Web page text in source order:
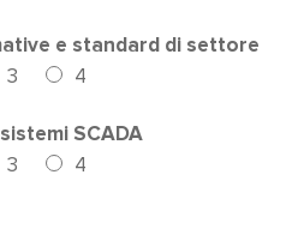
e standard di settore
3 4
SCADA
3 4